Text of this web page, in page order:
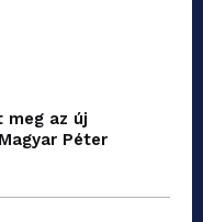
meg az új
Péter